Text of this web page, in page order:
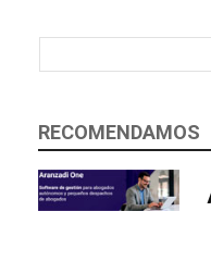
RECOMENDAMOS